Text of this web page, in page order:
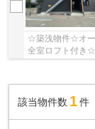
☆築浅物件☆オー
全室ロフト付き
該当物件数 1件